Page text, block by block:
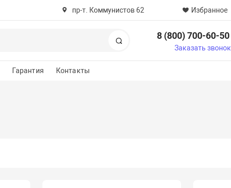
пр-т. Коммунистов 62 Избранное
8 (800) 700-60-50
Заказать звонок
Гарантия Контакты